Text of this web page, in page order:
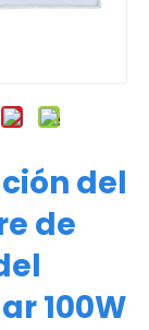
del
de
100W